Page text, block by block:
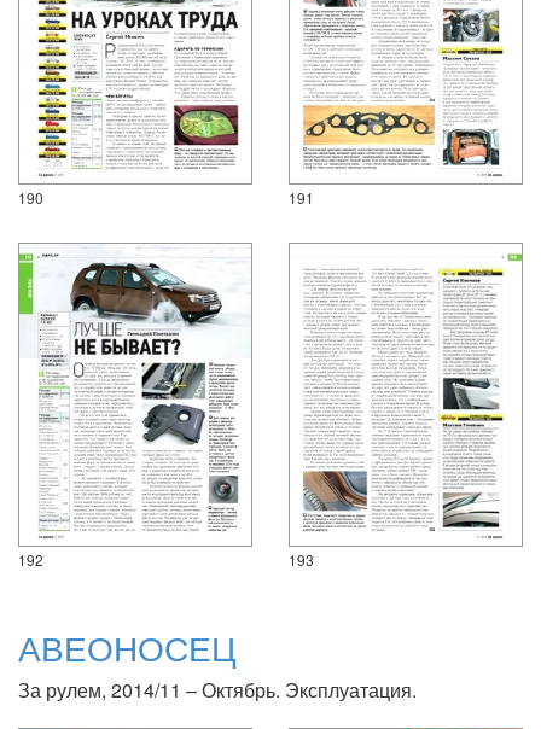
190 191
192 193
АВЕОНОСЕЦ
За рулем, 2014/11 – Октябрь. Эксплуатация.